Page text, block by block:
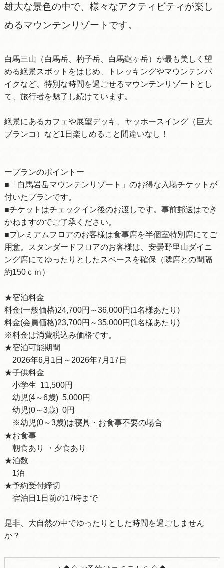
雄大な景色の中で、様々なアクティビティが楽し
めるマウンテンリゾートです。
白馬三山（白馬岳、杓子岳、白馬鑓ヶ岳）が最も美しく望
める絶景スポットをはじめ、トレッキングやマウンテンバ
イクなど、特別な時間を過ごせるマウンテンリゾートとし
て、旅行者を魅了し続けています。
絶景にあるカフェや展望デッキ、ヤッホースイング（巨大
ブランコ）など1日楽しめること間違いなし！
ープランのポイントー
■「白馬岩岳マウンテンリゾート」のお得な入場チケットが
付いたプランです。
■チケットはチェックイン後のお渡しです。事前郵送はでき
かねますのでご了承ください。
■プレミアムフロアのお客様は食事席を半個室特別席にてご
用意。スタンダードフロアのお客様は、安曇野里山ダイニ
ング席にてゆったりとしたスペースを確保（隣席との間隔
約150ｃｍ）
★宿泊料金
料金(一般価格)24,700円～36,000円(1名様あたり)
料金(会員価格)23,700円～35,000円(1名様あたり)
※料金は消費税込み価格です。
★宿泊可能期間
2026年6月1日～2026年7月17日
★子供料金
小学生 11,500円
幼児(4～6歳) 5,000円
幼児(0～3歳) 0円
※幼児(0～3歳)は寝具・お食事不要の場合
★お食事
朝食あり ・夕食あり
★泊数
1泊
★予約受付締切
宿泊日1日前の17時まで
是非、大自然の中でゆったりとした時間を過ごしません
か？